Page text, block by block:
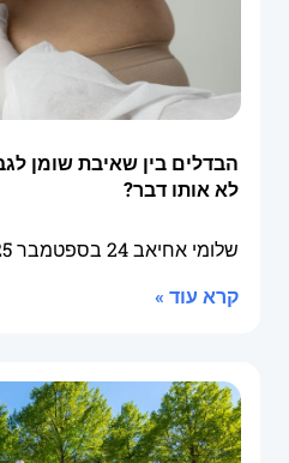
הבדלים בין שאיבת שומן
לא אותו דבר?
שלומי אחיאב24 בספטמבר 2025
קרא עוד »